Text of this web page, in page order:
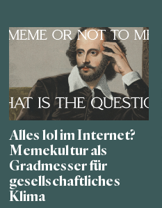
Alles lol im Internet?
Memekultur als
Gradmesser für
gesellschaftliches
Klima